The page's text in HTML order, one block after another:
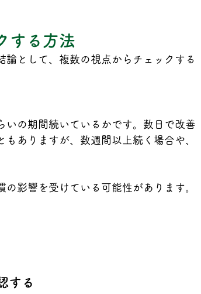
する方法
として、複数の視点からチェックする
いの期間続いているかです。数日で改善
ありますが、数週間以上続く場合や、
影響を受けている可能性があります。
する